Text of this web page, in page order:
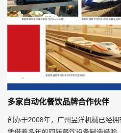
多家自动化餐饮品牌合作伙伴
创办于2008年，广州昱洋机械已经拥